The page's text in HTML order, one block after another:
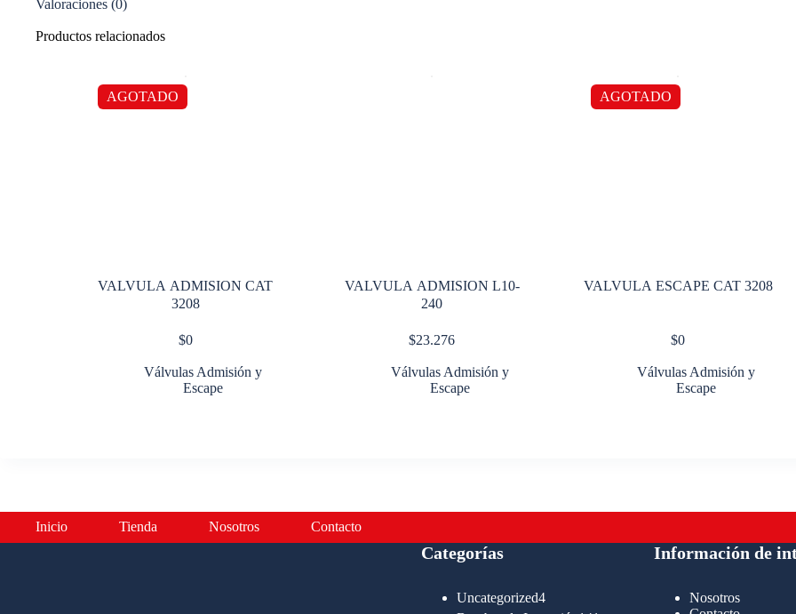
Valoraciones (0)
Productos relacionados
AGOTADO
VALVULA ADMISION CAT
3208
$0
Válvulas Admisión y
Escape
VALVULA ADMISION L10-
240
$23.276
Válvulas Admisión y
Escape
AGOTADO
VALVULA ESCAPE CAT 3208
$0
Válvulas Admisión y
Escape
Inicio Tienda Nosotros Contacto
Categorías
Uncategorized44
Información de
Nosotros